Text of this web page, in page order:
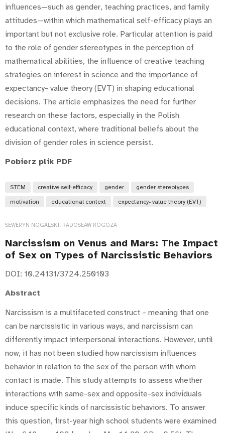
influences—such as gender, teaching practices, and family
attitudes—within which mathematical self-efficacy plays an
important but not exclusive role. Particular attention is paid
to the role of gender stereotypes in the perception of
mathematical abilities, the influence of creative teaching
strategies on interest in science and the importance of
expectancy- value theory (EVT) in shaping educational
decisions. The article emphasizes the need for further
research on these factors, especially in the Polish
educational context, where traditional beliefs about the
division of gender roles in science persist.
Pobierz plik PDF
STEM creative self-efficacy gender gender stereotypes
motivation educational context expectancy- value theory (EVT)
SEWERYN NOGALSKI, RADOSŁAW ROGOZA
Narcissism on Venus and Mars: The Impact
of Sex on Types of Narcissistic Behaviors
DOI: 10.24131/3724.250103
Abstract
Narcissism is a multifaceted construct – meaning that one
can be narcissistic in various ways, and narcissism can
differently impact interpersonal interactions. However, until
now, it has not been studied how narcissism influences
behavior in relation to the sex of the person with whom
contact is made. This study attempts to assess whether
interactions with same-sex and opposite-sex individuals
induce specific kinds of narcissistic behaviors. To answer
this question, first-year high school students were examined